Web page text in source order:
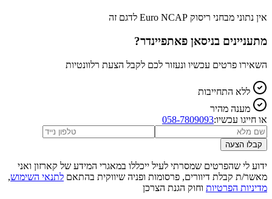
אין נתוני מבחני ריסוק Euro NCAP לדגם זה
מתעניינים בניסאן פאתפיינדר?
השאירו פרטים עכשיו ונעזור לכם לקבל הצעת רלוונטיות
ללא התחייבות
מענה מהיר
או חייגו עכשיו:058-7809093
קבלו הצעה
ידוע לי שהפרטים שמסרתי לעיל ייכללו במאגרי המידע של קארזון ואני
מאשר/ת קבלת דיוורים, פרסומות ופניה שיווקית בהתאם לתנאי השימוש,
מדיניות הפרטיות וחוק הגנת הצרכן